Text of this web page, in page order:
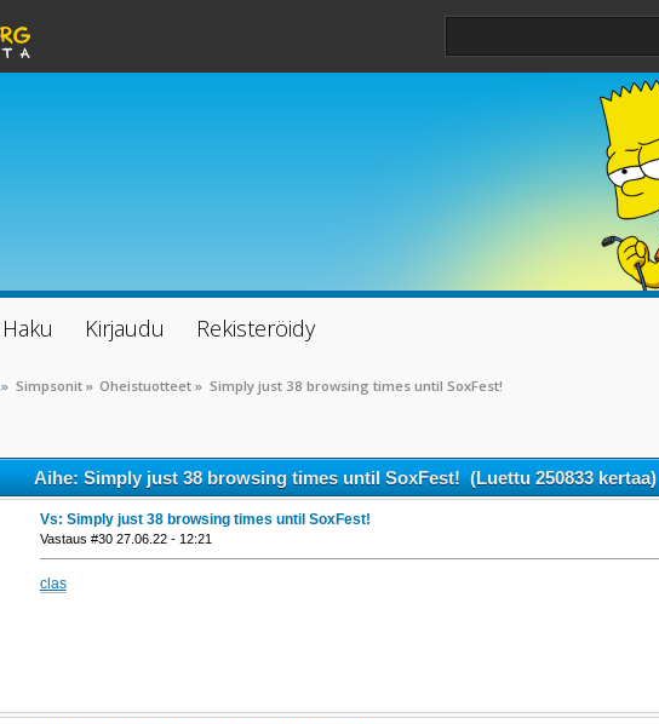
Haku Kirjaudu Rekisteröidy
» Simpsonit» Oheistuotteet » Simply just 38 browsing times until SoxFest!
Aihe: Simply just 38 browsing times until SoxFest! (Luettu 250833 kertaa)
Vs: Simply just 38 browsing times until SoxFest!
Vastaus #30 27.06.22 - 12:21
clas